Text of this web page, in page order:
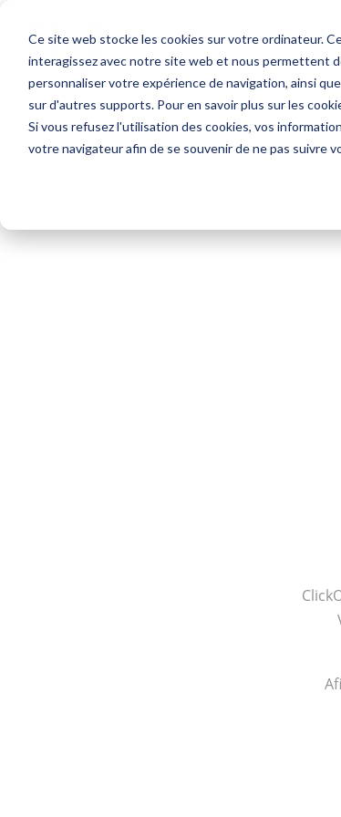
Ce site web stocke les cookies sur votre ordinateur.
interagissez avec notre site web et nous permettent
personnaliser votre expérience de navigation, ainsi
sur d'autres supports. Pour en savoir plus sur les
Si vous refusez l'utilisation des cookies, vos
votre navigateur afin de se souvenir de ne pas suivre